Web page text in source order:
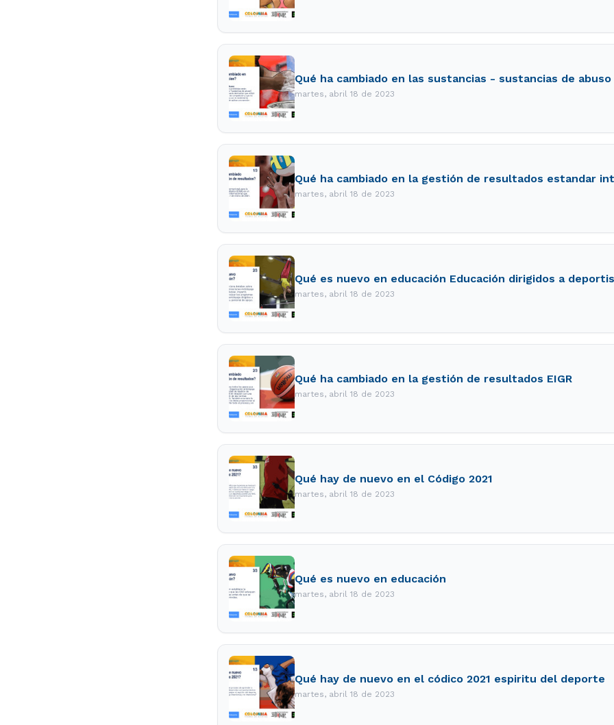
Qué ha cambiado en las sustancias - sustancias de abuso
martes, abril 18 de 2023
Qué ha cambiado en la gestión de resultados estandar
martes, abril 18 de 2023
Qué es nuevo en educación Educación dirigidos a
martes, abril 18 de 2023
Qué ha cambiado en la gestión de resultados EIGR
martes, abril 18 de 2023
Qué hay de nuevo en el Código 2021
martes, abril 18 de 2023
Qué es nuevo en educación
martes, abril 18 de 2023
Qué hay de nuevo en el códico 2021 espiritu del deporte
martes, abril 18 de 2023